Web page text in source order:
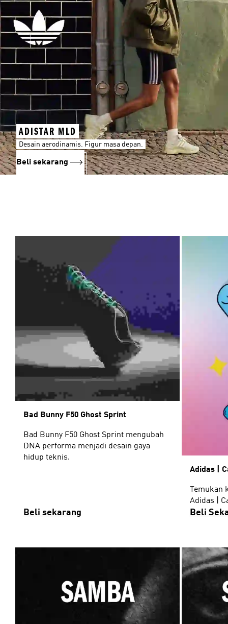
ADISTAR MLD
Desain aerodinamis. Figur masa depan.
Beli sekarang
Bad Bunny F50 Ghost Sprint
Bad Bunny F50 Ghost Sprint mengubah
DNA performa menjadi desain gaya
hidup teknis.
Beli sekarang
Adidas |
Temukan
Adidas |
Beli